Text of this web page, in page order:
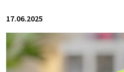
17.06.2025